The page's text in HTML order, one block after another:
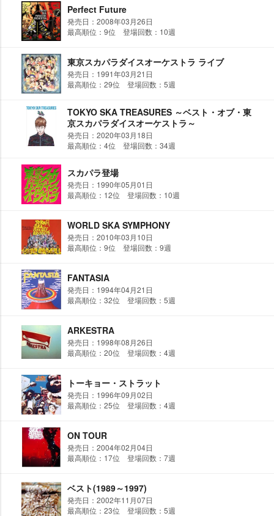
Perfect Future
発売日：2008年03月26日
最高順位：9位 登場回数：10週
東京スカパラダイスオーケストラ ライブ
発売日：1991年03月21日
最高順位：29位 登場回数：5週
TOKYO SKA TREASURES ～ベスト・オブ・東
京スカパラダイスオーケストラ～
発売日：2020年03月18日
最高順位：4位 登場回数：34週
スカパラ登場
発売日：1990年05月01日
最高順位：12位 登場回数：10週
WORLD SKA SYMPHONY
発売日：2010年03月10日
最高順位：9位 登場回数：9週
FANTASIA
発売日：1994年04月21日
最高順位：32位 登場回数：5週
ARKESTRA
発売日：1998年08月26日
最高順位：20位 登場回数：4週
トーキョー・ストラット
発売日：1996年09月02日
最高順位：25位 登場回数：4週
ON TOUR
発売日：2004年02月04日
最高順位：17位 登場回数：7週
ベスト(1989～1997)
発売日：2002年11月07日
最高順位：23位 登場回数：5週